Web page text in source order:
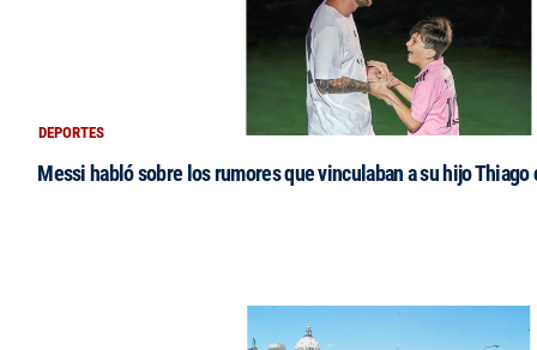
DEPORTES
Messi habló sobre los rumores que vinculaban a su hijo Thiago